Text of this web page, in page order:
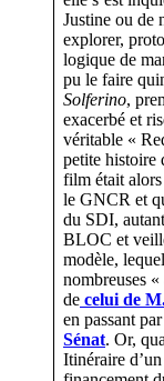
Justine ou de
explorer,
logique de
pu le faire
Solferino,
exacerbé et
véritable «
petite histoire
film était
le GNCR et
du SDI,
BLOC et
modèle,
nombreuses
de celui de
en passant par
Sénat. Or,
Itinéraire